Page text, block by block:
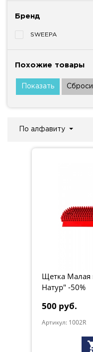
Бренд
SWEEPA
Похожие товары
По алфавиту
Щетка Малая
Натур" -50%
500 руб.
Артикул: 1002R